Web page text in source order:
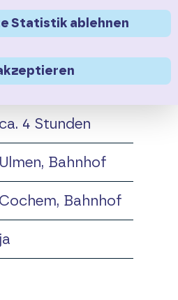
Maaran
km
ca. 4 Stunden
Ulmen, Bahnhof
Cochem, Bahnhof
ja
Statistik ablehnen